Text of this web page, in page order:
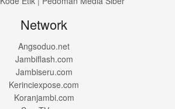
Network
Angsoduo.net
Jambiflash.com
Jambiseru.com
Kerinciexpose.com
Koranjambi.com